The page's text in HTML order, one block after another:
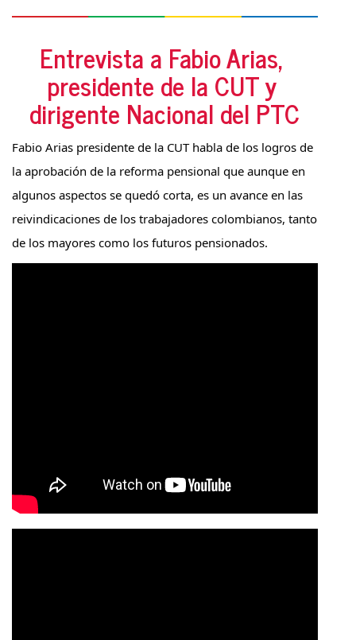
Entrevista a Fabio Arias,
presidente de la CUT y
dirigente Nacional del PTC
Fabio Arias presidente de la CUT habla de los logros de
la aprobación de la reforma pensional que aunque en
algunos aspectos se quedó corta, es un avance en las
reivindicaciones de los trabajadores colombianos, tanto
de los mayores como los futuros pensionados.